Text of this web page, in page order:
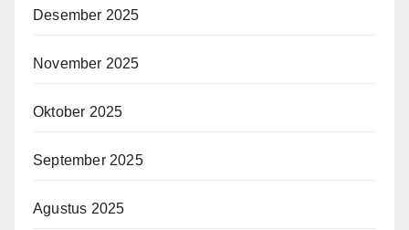
Desember 2025
November 2025
Oktober 2025
September 2025
Agustus 2025